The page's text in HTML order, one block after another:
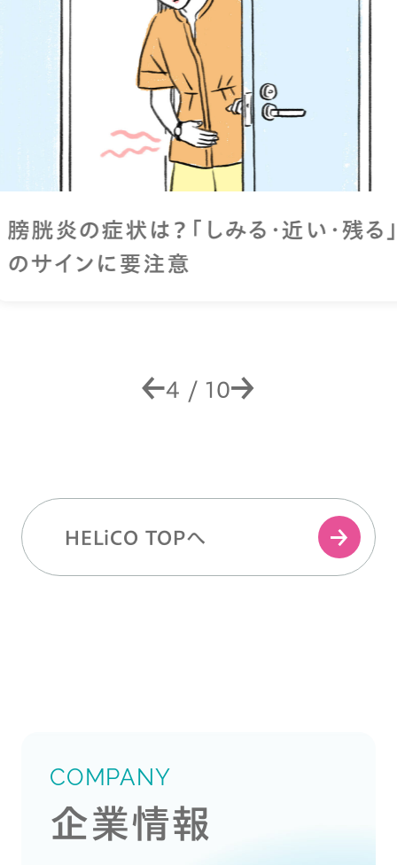
膀胱炎の症状は？「しみる・近い・残る」
のサインに要注意
4 / 10
HELiCO TOPへ
COMPANY
企業情報